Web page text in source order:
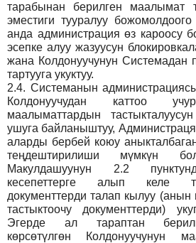
тарабынан берилген маалымат
эместиги тууралуу
анда администрация өз кароосу
эсепке алуу жазуусун
жана Колдонуучунун Системадан
тартууга укуктуу.
2.4. Системанын
Колдонуучудан каттоо
маалыматтардын
ушуга байланыштуу,
аларды бербей коюу
теңдештирилиши мүмкүн
Макулдашуунун 2.2
кесепеттерге алып келе
документтерди талап кылуу
тастыктоочу документтерди)
Эгерде ал тараптан
көрсөтүлгөн Колдонуучунун